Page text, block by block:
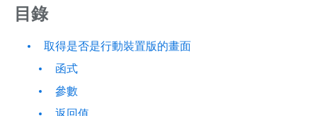
目錄
取得是否是行動裝置版的畫面
函式
參數
返回值